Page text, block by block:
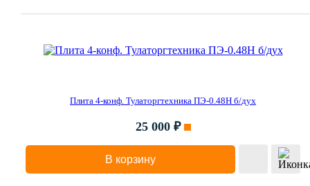
Плита 4-конф. Тулаторгтехника ПЭ-0.48Н б/дух
25 000 ₽
В корзину